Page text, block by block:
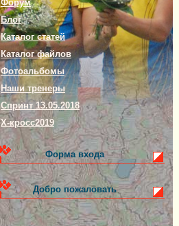
Форум
Блог
Каталог статей
Каталог файлов
Фотоальбомы
Наши тренеры
Спринт 13.05.2018
Х-кросс2019
Форма входа
Добро пожаловать